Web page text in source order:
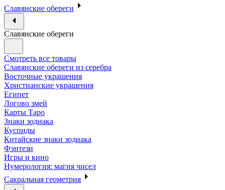
Славянские обереги
Славянские обереги
Смотреть все товары
Славянские обереги из серебра
Восточные украшения
Христианские украшения
Египет
Логово змей
Карты Таро
Знаки зодиака
Куспиды
Китайские знаки зодиака
Фэнтези
Игры и кино
Нумерология: магия чисел
Сакральная геометрия